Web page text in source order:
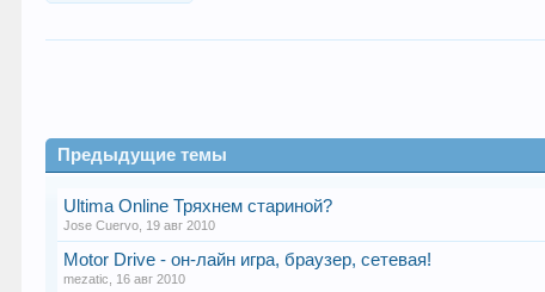
Предыдущие темы
Ultima Online Тряхнем стариной?
Jose Cuervo 19 авг 2010
Motor Drive - он-лайн игра, браузер, сетевая!
mezatic 16 авг 2010